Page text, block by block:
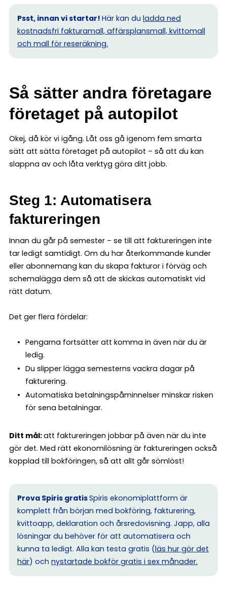
Psst, innan vi startar! Här kan du ladda ned
kostnadsfri fakturamall, affärsplansmall, kvittomall
och mall för reseräkning.
Så sätter andra företagare
företaget på autopilot
Okej, då kör vi igång. Låt oss gå igenom fem smarta
sätt att sätta företaget på autopilot – så att du kan
slappna av och låta verktyg göra ditt jobb.
Steg 1: Automatisera
faktureringen
Innan du går på semester – se till att faktureringen inte
tar ledigt samtidigt. Om du har återkommande kunder
eller abonnemang kan du skapa fakturor i förväg och
schemalägga dem så att de skickas automatiskt vid
rätt datum.
Det ger flera fördelar:
Pengarna fortsätter att komma in även när du är
ledig.
Du slipper lägga semesterns vackra dagar på
fakturering.
Automatiska betalningspåminnelser minskar risken
för sena betalningar.
Ditt mål:att faktureringen jobbar på även när du inte
gör det. Med rätt ekonomilösning är faktureringen också
kopplad till bokföringen, så att allt går sömlöst!
Prova Spiris gratisSpiris ekonomiplattform är
komplett från början med bokföring, fakturering,
kvittoapp, deklaration och årsredovisning. Japp, alla
lösningar du behöver för att automatisera och
kunna ta ledigt. Alla kan testa gratis (läs hur gör det
här) och nystartade bokför gratis i sex månader.